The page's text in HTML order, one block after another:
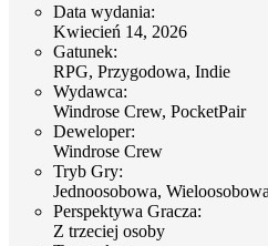
Data wydania:
Kwiecień 14, 2026
Gatunek:
RPG, Przygodowa, Indie
Wydawca:
Windrose Crew, PocketPair
Deweloper:
Windrose Crew
Tryb Gry:
Jednoosobowa,
Perspektywa Gracza:
Z trzeciej osoby